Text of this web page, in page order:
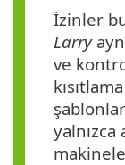
İzinler
Larry
ve